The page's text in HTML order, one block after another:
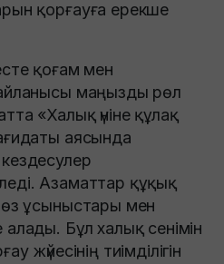
қорғауға ерекше
қоғам мен
маңызды рөл
«Халық үніне құлақ
аясында
Азаматтар құқық
ұсыныстары мен
Бұл халық сенімін
жүйесінің тиімділігін